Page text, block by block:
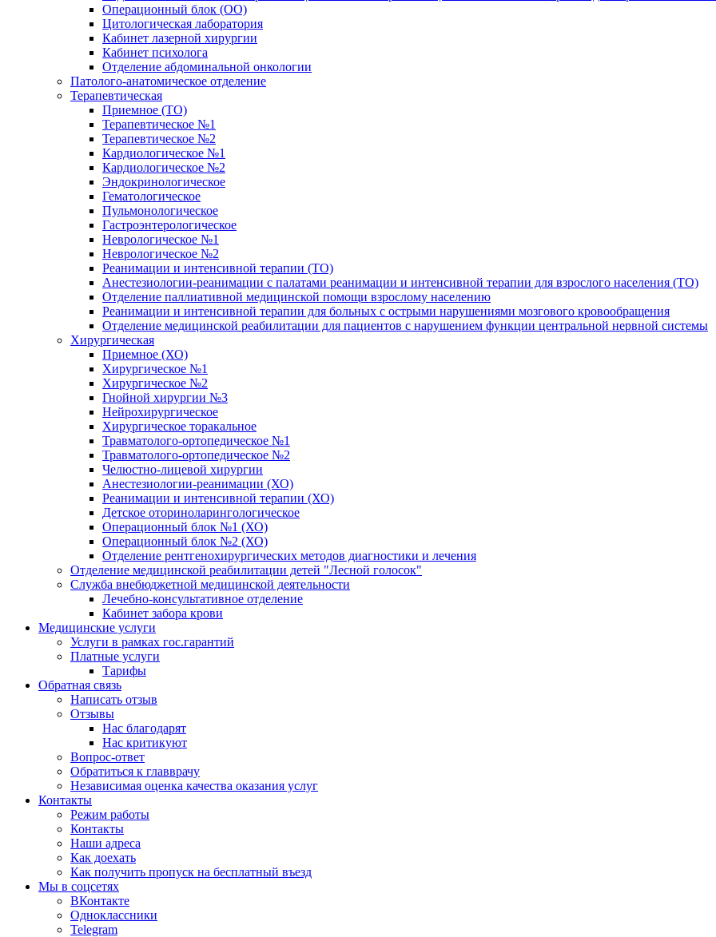
Операционный блок (ОО)
Цитологическая лаборатория
Кабинет лазерной хирургии
Кабинет психолога
Отделение абдоминальной онкологии
Патолого-анатомическое отделение
Терапевтическая
Приемное (ТО)
Терапевтическое №1
Терапевтическое №2
Кардиологическое №1
Кардиологическое №2
Эндокринологическое
Гематологическое
Пульмонологическое
Гастроэнтерологическое
Неврологическое №1
Неврологическое №2
Реанимации и интенсивной терапии (ТО)
Анестезиологии-реанимации с палатами реанимации и интенсивной терапии для взрослого населения (ТО)
Отделение паллиативной медицинской помощи взрослому населению
Реанимации и интенсивной терапии для больных с острыми нарушениями мозгового кровообращения
Отделение медицинской реабилитации для пациентов с нарушением функции центральной нервной системы
Хирургическая
Приемное (ХО)
Хирургическое №1
Хирургическое №2
Гнойной хирургии №3
Нейрохирургическое
Хирургическое торакальное
Травматолого-ортопедическое №1
Травматолого-ортопедическое №2
Челюстно-лицевой хирургии
Анестезиологии-реанимации (ХО)
Реанимации и интенсивной терапии (ХО)
Детское оториноларингологическое
Операционный блок №1 (ХО)
Операционный блок №2 (ХО)
Отделение рентгенохирургических методов диагностики и лечения
Отделение медицинской реабилитации детей "Лесной голосок"
Служба внебюджетной медицинской деятельности
Лечебно-консультативное отделение
Кабинет забора крови
Медицинские услуги
Услуги в рамках гос.гарантий
Платные услуги
Тарифы
Обратная связь
Написать отзыв
Отзывы
Нас благодарят
Нас критикуют
Вопрос-ответ
Обратиться к главврачу
Независимая оценка качества оказания услуг
Контакты
Режим работы
Контакты
Наши адреса
Как доехать
Как получить пропуск на бесплатный въезд
Мы в соцсетях
ВКонтакте
Одноклассники
Telegram